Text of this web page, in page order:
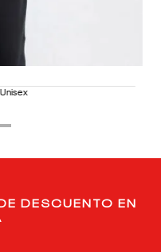
DESCUENTO EN